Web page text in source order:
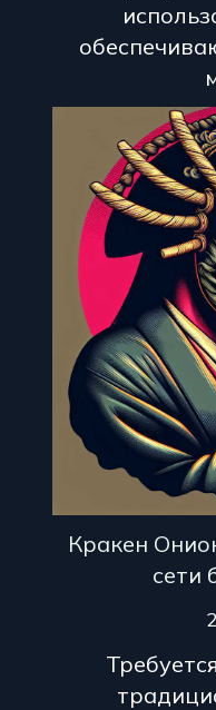
Кракен
сети